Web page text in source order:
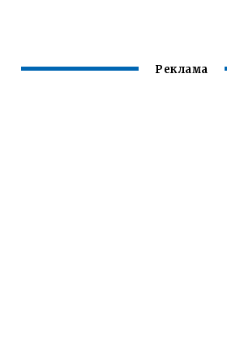
Реклама